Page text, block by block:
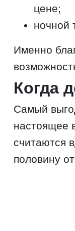
цене;
ночной
Именно
Когда
Самый
настоящее
считаются
половину